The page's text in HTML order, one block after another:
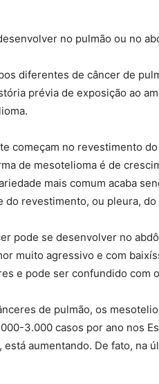
no pulmão ou no
diferentes de câncer de
prévia de exposição ao
começam no revestimento
de mesotelioma é de
mais comum acaba
do revestimento, ou pleura, do
pode se desenvolver no
muito agressivo e com
e pode ser confundido com
de pulmão, os
3.000 casos por ano nos
aumentando. De fato, na